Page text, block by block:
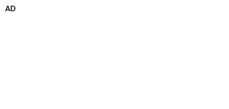
AD